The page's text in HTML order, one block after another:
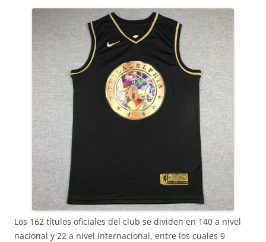
Los 162 títulos oficiales del club se dividen en 140 a nivel
nacional y 22 a nivel internacional, entre los cuales 9